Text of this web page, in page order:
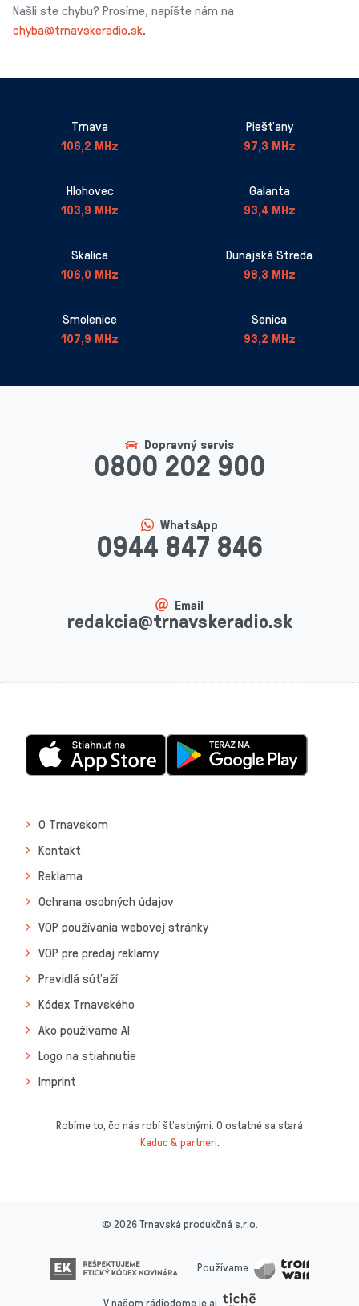
Našli ste chybu? Prosíme, napíšte nám na
chyba@trnavskeradio.sk.
Trnava
106,2 MHz
Piešťany
97,3 MHz
Hlohovec
103,9 MHz
Galanta
93,4 MHz
Skalica
106,0 MHz
Dunajská Streda
98,3 MHz
Smolenice
107,9 MHz
Senica
93,2 MHz
Dopravný servis
0800 202 900
WhatsApp
0944 847 846
Email
redakcia@trnavskeradio.sk
O Trnavskom
Kontakt
Reklama
Ochrana osobných údajov
VOP používania webovej stránky
VOP pre predaj reklamy
Pravidlá súťaží
Kódex Trnavského
Ako používame AI
Logo na stiahnutie
Imprint
Robíme to, čo nás robí šťastnými. O ostatné sa stará
Kaduc & partneri.
© 2026 Trnavská produkčná s.r.o.
Používame
V našom rádiodome je aj